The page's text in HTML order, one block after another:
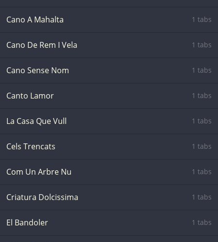
Cano A Mahalta 1 tabs
Cano De Rem I Vela 1 tabs
Cano Sense Nom 1 tabs
Canto Lamor 1 tabs
La Casa Que Vull 1 tabs
Cels Trencats 1 tabs
Com Un Arbre Nu 1 tabs
Criatura Dolcissima 1 tabs
El Bandoler 1 tabs